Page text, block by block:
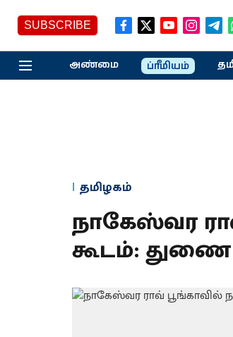
SUBSCRIBE
அண்மை ப்ரீமியம்
தமிழகம்
நாகேஸ்வர
கூடம்: துணை